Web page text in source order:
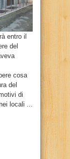
entro il
del
cosa
del
di
locali ...